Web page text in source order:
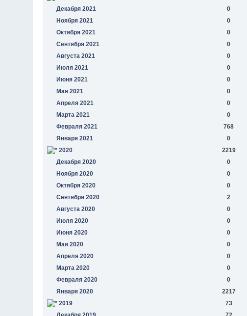
Декабря 2021
0
Ноября 2021
0
Октября 2021
0
Сентября 2021
0
Августа 2021
0
Июля 2021
0
Июня 2021
0
Мая 2021
0
Апреля 2021
0
Марта 2021
0
Февраля 2021
768
Января 2021
0
2020
2219
Декабря 2020
0
Ноября 2020
0
Октября 2020
0
Сентября 2020
2
Августа 2020
0
Июля 2020
0
Июня 2020
0
Мая 2020
0
Апреля 2020
0
Марта 2020
0
Февраля 2020
0
Января 2020
2217
2019
73